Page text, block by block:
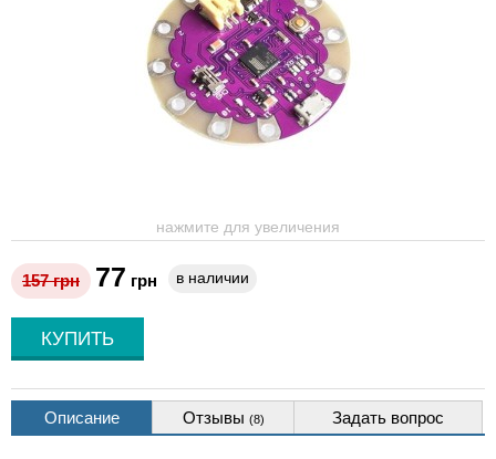
нажмите для увеличения
157грн 77 грн в наличии
Описание Отзывы (8) Задать вопрос